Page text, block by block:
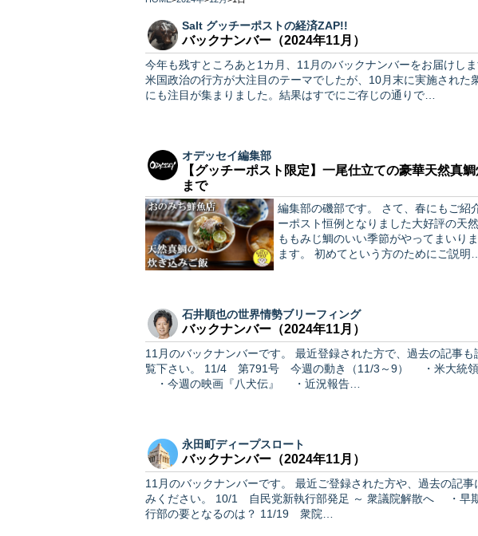
Salt グッチーポストの経済ZAP!!
バックナンバー（2024年11月）
今年も残すところあと1カ月、11月のバックナンバーをお届けします。 11月はもちろん大統領
米国政治の行方が大注目のテーマでしたが、10月末に実施された
にも注目が集まりました。結果はすでにご存じの通りで…
オデッセイ編集部
【グッチーポスト限定】一尾仕立ての豪華天然真
まで
編集部の磯部です。 さて、春にもご紹介させていただいた、いまやグッチ
ーポスト恒例となりました大好評の天
ももみじ鯛のいい季節がやってまいり
ます。 初めてという方のためにご説明…
石井順也の世界情勢ブリーフィング
バックナンバー（2024年11月）
11月のバックナンバーです。 最近登録された方で、過去の記事も読んでみたい、と思った方はぜひご
覧下さい。 11/4 第791号 今週の動き（11/3～9） ・米大統
・今週の映画『八犬伝』 ・近況報告…
永田町ディープスロート
バックナンバー（2024年11月）
11月のバックナンバーです。 最近ご登録された方や、過去の記事にご興味を持たれた方は、ぜひお読
みください。 10/1 自民党新執行部発足 ～ 衆議院解散へ ・早期解散の背景 ・新執行部 ・執
行部の要となるのは？ 11/19 衆院…